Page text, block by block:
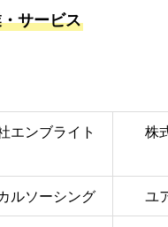
サービス
エンブライト 株
ルソーシング ユ